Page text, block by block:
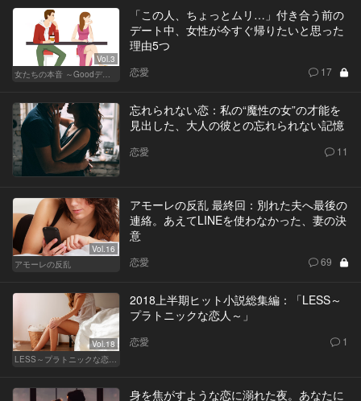
Vol.3
女たちの本音 ～Goodデート／Badデート～
「この人、ちょっとムリ…」付き合う前の
デート中、女性が今すぐ帰りたいと思った
理由5つ
恋愛 17
忘れられない恋：私の“魔性の女”の才能を
見出した、大人の彼との忘れられない記憶
恋愛 11
Vol.16
アモーレの反乱
アモーレの反乱 最終回：別れた夫へ最後の
連絡。あえてLINEを使わなかった、妻の決
意
恋愛 69
Vol.18
LESS～プラトニックな恋人～
2018上半期ヒット小説総集編：「LESS～
プラトニックな恋人～」
恋愛 1
身を焦がすような恋に溺れた夜。あなたに